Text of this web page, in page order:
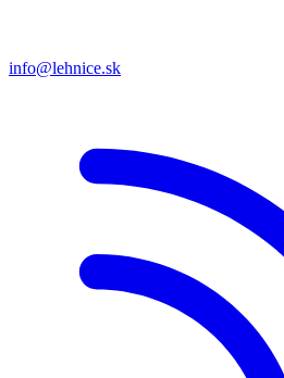
info@lehnice.sk